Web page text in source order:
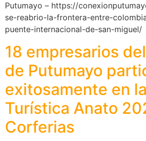
Putumayo – https://
se-reabrio-la-frontera-entre-
puente-internacional-de-san-miguel/
18 empresarios
de Putumayo
exitosamente en
Turística Anato
Corferias